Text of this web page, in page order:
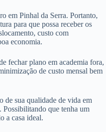
em Pinhal da Serra. Portanto,
para que possa receber os
custo com
economia.
fechar plano em academia fora,
de custo mensal bem
de sua qualidade de vida em
Possibilitando que tenha um
a casa ideal.